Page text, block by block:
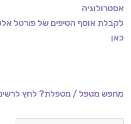
אסטרולוגיה
לקבלת אוסף הטיפים של פורטל
כאן
מחפש מטפל / מטפלת? לחץ